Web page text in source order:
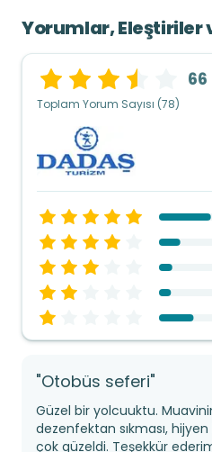
Yorumlar, Eleştiriler
66
Toplam Yorum Sayısı (78)
"Otobüs seferi"
Güzel bir yolcuuktu.
dezenfektan sıkması,
çok güzeldi. Teşekkür